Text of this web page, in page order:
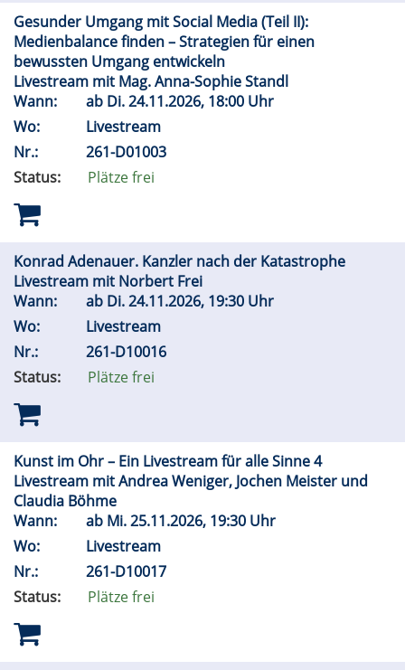
Gesunder Umgang mit Social Media (Teil II):
Medienbalance finden – Strategien für einen
bewussten Umgang entwickeln
Livestream mit Mag. Anna-Sophie Standl
Wann:
ab Di.24.11.2026, 18:00 Uhr
Wo:
Livestream
Nr.:
261-D01003
Status:
Plätze frei
Konrad Adenauer. Kanzler nach der Katastrophe
Livestream mit Norbert Frei
Wann:
ab Di.24.11.2026, 19:30 Uhr
Wo:
Livestream
Nr.:
261-D10016
Status:
Plätze frei
Kunst im Ohr – Ein Livestream für alle Sinne 4
Livestream mit Andrea Weniger, Jochen Meister und
Claudia Böhme
Wann:
ab Mi.25.11.2026, 19:30 Uhr
Wo:
Livestream
Nr.:
261-D10017
Status:
Plätze frei